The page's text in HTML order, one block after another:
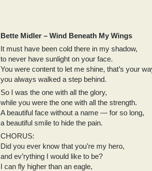
Bette Midler – Wind Beneath My Wings
It must have been cold there in my shadow,
to never have sunlight on your face.
You were content to let me shine, that’s your
you always walked a step behind.
So I was the one with all the glory,
while you were the one with all the strength.
A beautiful face without a name — for so long,
a beautiful smile to hide the pain.
CHORUS:
Did you ever know that you’re my hero,
and ev’rything I would like to be?
I can fly higher than an eagle,